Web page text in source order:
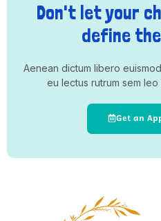
Don't let your
define
Aenean dictum libero
eu lectus rutrum sem
Get an